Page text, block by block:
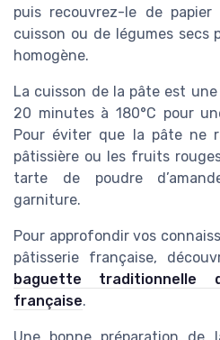
puis recouvrez-le de
cuisson ou de légumes secs
homogène.
La cuisson de la pâte est
20 minutes à 180°C pour
Pour éviter que la pâte ne
pâtissière ou les fruits
tarte de poudre
garniture.
Pour approfondir vos
pâtisserie française,
baguette traditionnelle
française.
Une bonne préparation de